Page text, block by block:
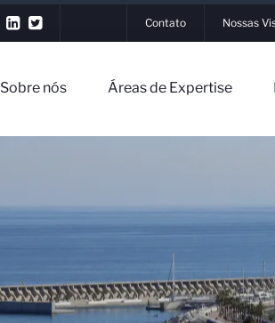
Contato Nossas
Sobre nós Áreas de Expertise